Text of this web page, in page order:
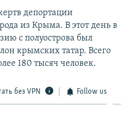
депортации
из Крыма. В этот день в
с полуострова был
крымских татар. Всего
180 тысяч человек.
без VPN Follow us